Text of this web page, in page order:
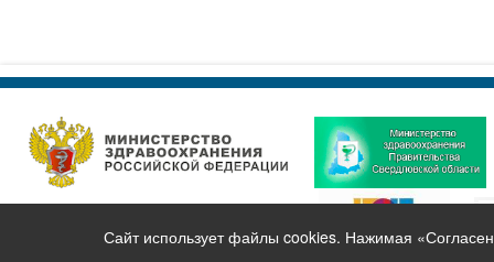
Сайт использует файлы cookies. Нажимая